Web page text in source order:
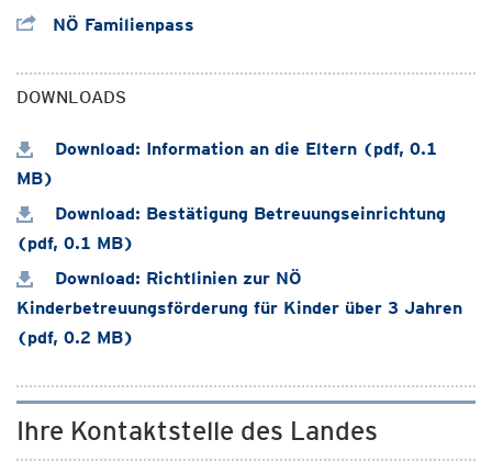
NÖ Familienpass
DOWNLOADS
Download: Information an die Eltern (pdf, 0.1
MB)
Download: Bestätigung Betreuungseinrichtung
(pdf, 0.1 MB)
Download: Richtlinien zur NÖ
Kinderbetreuungsförderung für Kinder über 3 Jahren
(pdf, 0.2 MB)
Ihre Kontaktstelle des Landes